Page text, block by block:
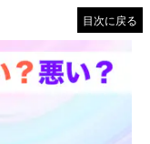
目次に戻る